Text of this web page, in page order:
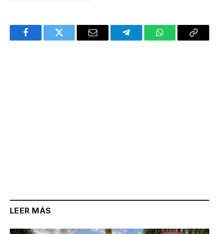
FacebookTwitter Email TelegramWhatsAppCopy
LEER MÁS